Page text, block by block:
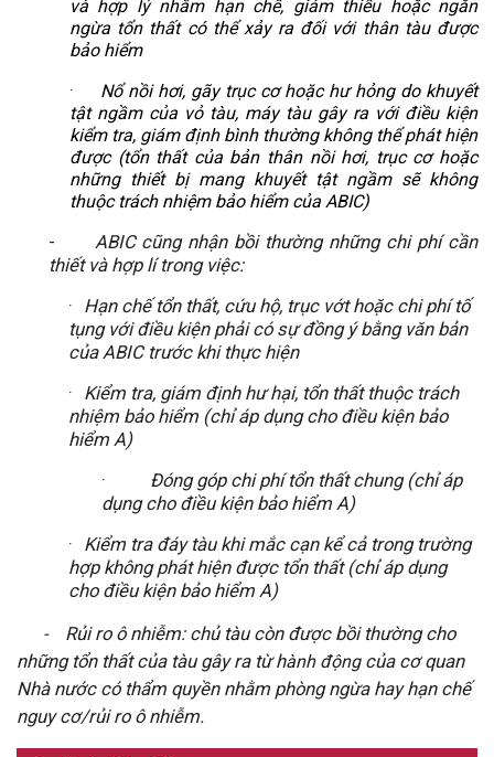
và hợp lý nhằm hạn chế, giảm thiểu hoặc ngăn
ngừa tổn thất có thể xảy ra đối với thân tàu được
bảo hiểm
·
Nổ nồi hơi, gãy trục cơ hoặc hư hỏng do khuyết
tật ngầm của vỏ tàu, máy tàu gây ra với điều kiện
kiểm tra, giám định bình thường không thể phát hiện
được (tổn thất của bản thân nồi hơi, trục cơ hoặc
những thiết bị mang khuyết tật ngầm sẽ không
thuộc trách nhiệm bảo hiểm của ABIC)
-
ABIC cũng nhận bồi thường những chi phí cần
thiết và hợp lí trong việc:
·
Hạn chế tổn thất, cứu hộ, trục vớt hoặc chi phí tố
tụng với điều kiện phải có sự đồng ý bằng văn bản
của ABIC trước khi thực hiện
·
Kiểm tra, giám định hư hại, tổn thất thuộc trách
nhiệm bảo hiểm (chỉ áp dụng cho điều kiện bảo
hiểm A)
·
Đóng góp chi phí tổn thất chung (chỉ áp
dụng cho điều kiện bảo hiểm A)
·
Kiểm tra đáy tàu khi mắc cạn kể cả trong trường
hợp không phát hiện được tổn thất (chỉ áp dụng
cho điều kiện bảo hiểm A)
-
Rủi ro ô nhiễm: chủ tàu còn được bồi thường cho
những tổn thất của tàu gây ra từ hành độngcủa cơ quan
Nhà nước có thẩm quyền nhằm phòng ngừa hay hạn chế
nguy cơ/rủi ro ô nhiễm.